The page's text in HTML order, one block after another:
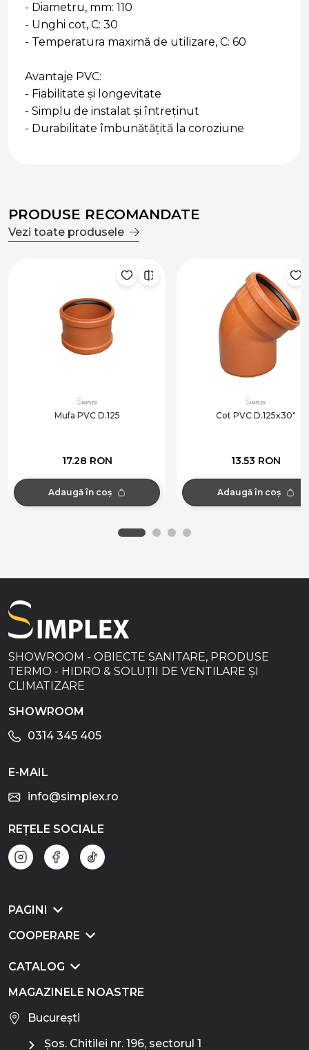
- Diametru, mm: 110
- Unghi cot, C: 30
- Temperatura maximă de utilizare, C: 60
Avantaje PVC:
- Fiabilitate și longevitate
- Simplu de instalat și întreținut
- Durabilitate îmbunătățită la coroziune
PRODUSE RECOMANDATE
Vezi toate produsele
Mufa PVC D.125
17.28 RON
Adaugă în coș
Cot PVC D.125x30"
13.53 RON
Adaugă în coș
SHOWROOM - OBIECTE SANITARE, PRODUSE
TERMO - HIDRO & SOLUȚII DE VENTILARE ȘI
CLIMATIZARE
SHOWROOM
0314 345 405
E-MAIL
info@simplex.ro
REȚELE SOCIALE
PAGINI
COOPERARE
CATALOG
MAGAZINELE NOASTRE
București
Șos. Chitilei nr. 196, sectorul 1